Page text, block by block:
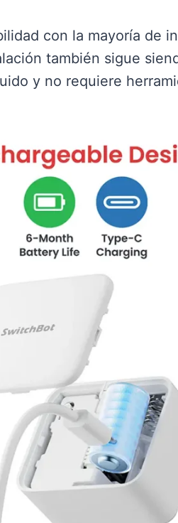
con la mayoría de
también sigue
y no requiere